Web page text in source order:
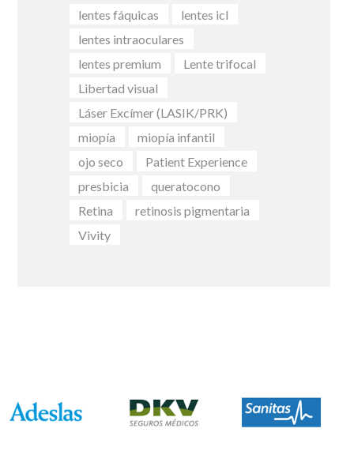
lentes fáquicas
lentes icl
lentes intraoculares
lentes premium
Lente trifocal
Libertad visual
Láser Excímer (LASIK/PRK)
miopía
miopía infantil
ojo seco
Patient Experience
presbicia
queratocono
Retina
retinosis pigmentaria
Vivity